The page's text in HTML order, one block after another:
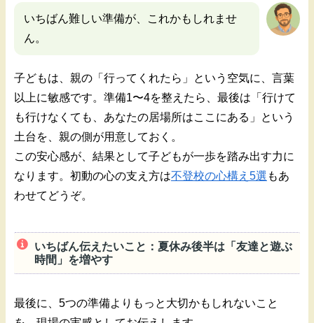
いちばん難しい準備が、これかもしれませ
ん。
子どもは、親の「行ってくれたら」という空気に、言葉
以上に敏感です。準備1〜4を整えたら、最後は「行けて
も行けなくても、あなたの居場所はここにある」という
土台を、親の側が用意しておく。
この安心感が、結果として子どもが一歩を踏み出す力に
なります。初動の心の支え方は不登校の心構え5選 もあ
わせてどうぞ。
いちばん伝えたいこと：夏休み後半は「友達と遊ぶ
時間」を増やす
最後に、5つの準備よりもっと大切かもしれないこと